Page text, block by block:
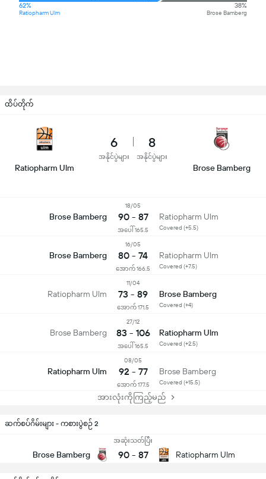
ဆက်စပ်ဂိမ်းများ - ကစားပွဲစဉ် 2
Brose Bamberg
အဆုံးသတ်ပြီး
90 - 87 Ratiopharm Ulm
62%
Ratiopharm Ulm
38%
Brose Bamberg
ထိပ်တိုက်
Ratiopharm Ulm
6
အနိုင်ပွဲများ
8
အနိုင်ပွဲများ
Brose Bamberg
Brose Bamberg
18/05
90 - 87 Ratiopharm Ulm
Covered (+5.5)
အပေါ် 165.5
Brose Bamberg
16/05
80 - 74 Ratiopharm Ulm
Covered (+7.5)
အောက် 166.5
Ratiopharm Ulm
11/04
73 - 89 Brose Bamberg
Covered (+4)
အောက် 171.5
Brose Bamberg
27/12
83 - 106 Ratiopharm Ulm
Covered (+2.5)
အပေါ် 165.5
Ratiopharm Ulm
08/05
92 - 77 Brose Bamberg
Covered (+15.5)
အောက် 177.5
အားလုံးကိုကြည့်မည်